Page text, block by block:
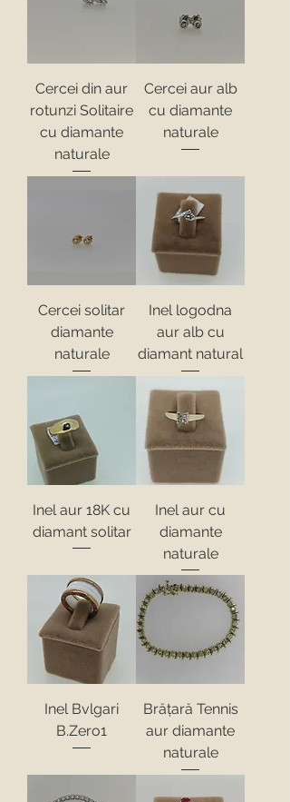
Cercei din aur
rotunzi Solitaire
cu diamante
naturale
Cercei aur alb
cu diamante
naturale
Cercei solitar
diamante
naturale
Inel logodna
aur alb cu
diamant natural
Inel aur 18K cu
diamant solitar
Inel aur cu
diamante
naturale
Inel Bvlgari
B.Zero1
Brățară Tennis
aur diamante
naturale